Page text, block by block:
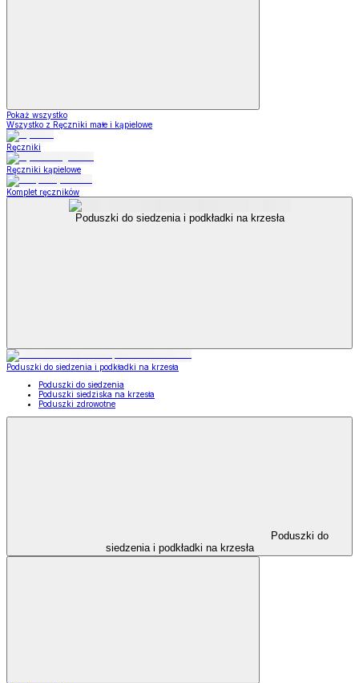
Pokaż wszystko
Wszystko z Ręczniki małe i kąpielowe
Ręczniki
Ręczniki kąpielowe
Komplet ręczników
Poduszki do siedzenia i podkładki na krzesła
Poduszki do siedzenia i podkładki na krzesła
Poduszki do siedzenia
Poduszki siedziska na krzesła
Poduszki zdrowotne
Poduszki do
siedzenia i podkładki na krzesła